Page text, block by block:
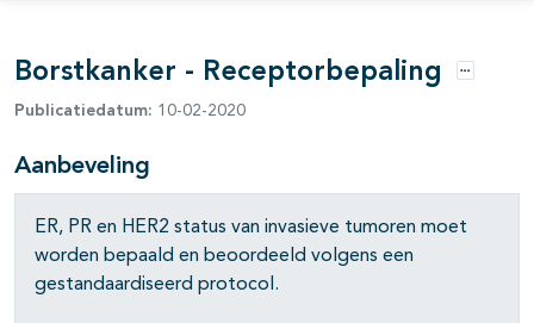
Borstkanker - Receptorbepaling Opties
Publicatiedatum: 10-02-2020
Aanbeveling
ER, PR en HER2 status van invasieve tumoren moet
worden bepaald en beoordeeld volgens een
gestandaardiseerd protocol.